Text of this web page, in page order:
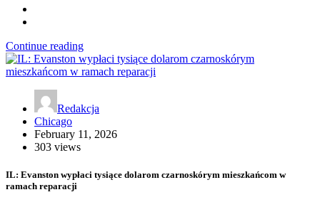
Continue reading
Redakcja
Chicago
February 11, 2026
303 views
IL: Evanston wypłaci tysiące dolarom czarnoskórym mieszkańcom w
ramach reparacji